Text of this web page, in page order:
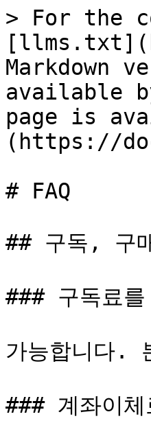
> For the
Markdown
available
page is
(https://
# FAQ
## 구독, 구
### 구독료
가능합니다.
### 계좌이